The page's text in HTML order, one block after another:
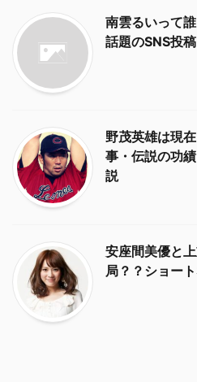
南雲るいって
話題のSNS投
野茂英雄は現
事・伝説の功
説
安座間美優と
局？？ショー